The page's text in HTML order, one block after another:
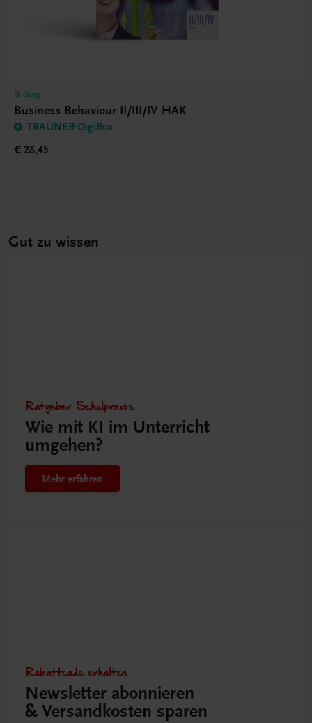
Bildung
Business Behaviour II/III/IV HAK
TRAUNER-DigiBox
€ 28,45
Gut zu wissen
Ratgeber Schulpraxis
Wie mit KI im Unterricht
umgehen?
Mehr erfahren
Rabattcode erhalten
Newsletter abonnieren
& Versandkosten sparen